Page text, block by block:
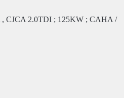
CJCA 2.0TDI ; 125KW ; CAHA /